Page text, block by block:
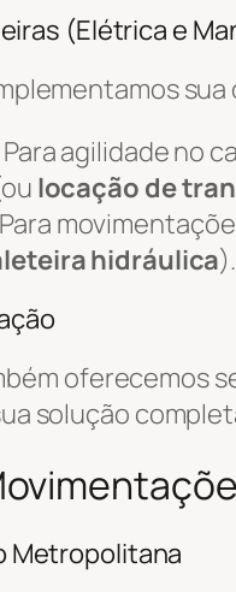
(Elétrica e
sua
Para agilidade no
locação de
Para
hidráulica
oferecemos
solução
Metropolitana